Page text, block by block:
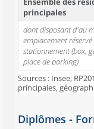
principales
dont disposant d'au
emplacement
stationnement (box,
place de parking)
Sources : Insee,
principales,
Diplômes -